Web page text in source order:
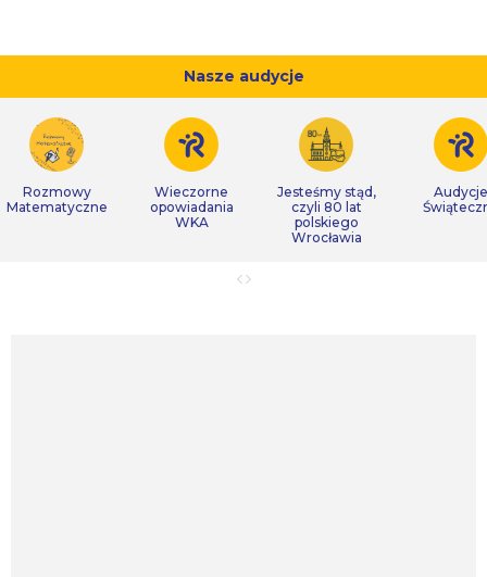
Nasze audycje
Rozmowy
Matematyczne
Wieczorne
opowiadania
WKA
Jesteśmy stąd,
czyli 80 lat
polskiego
Wrocławia
Audycje